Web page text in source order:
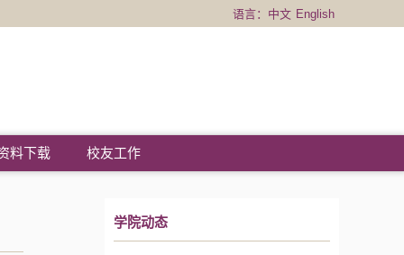
语言： 中文 English
料下载 校友工作
学院动态